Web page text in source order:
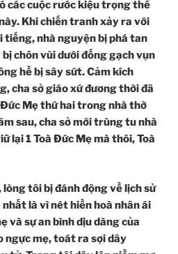
các cuộc rước kiệu trọng thể
Khi chiến tranh xảy ra với
nhà nguyện bị phá tan
chôn vùi dưới đống gạch vụn
hề bị sây sứt. Cảm kích
cha sở giáo xứ đương thời đã
Mẹ thứ hai trong nhà thờ
sau, cha sở mới trùng tu nhà
lại 1 Toà Đức Mẹ mà thôi, Toà
tôi bị đánh động về lịch sử
là vì nét hiền hoà nhân ái
và sự an bình dịu dàng của
ngực mẹ, toát ra sợi dây